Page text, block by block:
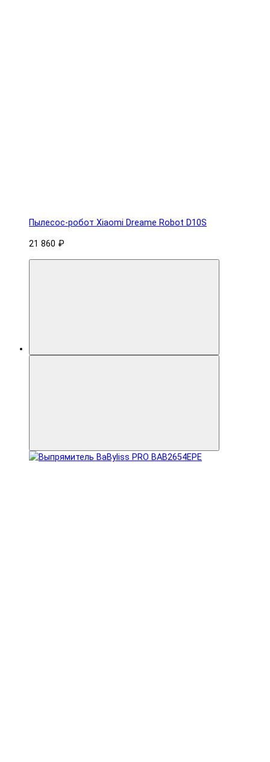
Пылесос-робот Xiaomi Dreame Robot D10S
21 860 ₽